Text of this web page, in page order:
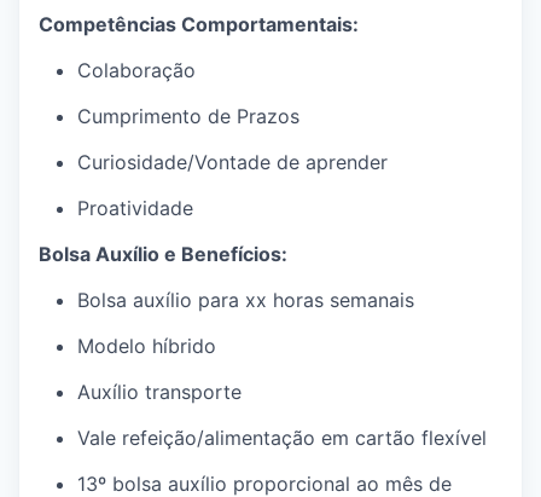
Competências Comportamentais:
Colaboração
Cumprimento de Prazos
Curiosidade/Vontade de aprender
Proatividade
Bolsa Auxílio e Benefícios:
Bolsa auxílio para xx horas semanais
Modelo híbrido
Auxílio transporte
Vale refeição/alimentação em cartão flexível
13º bolsa auxílio proporcional ao mês de